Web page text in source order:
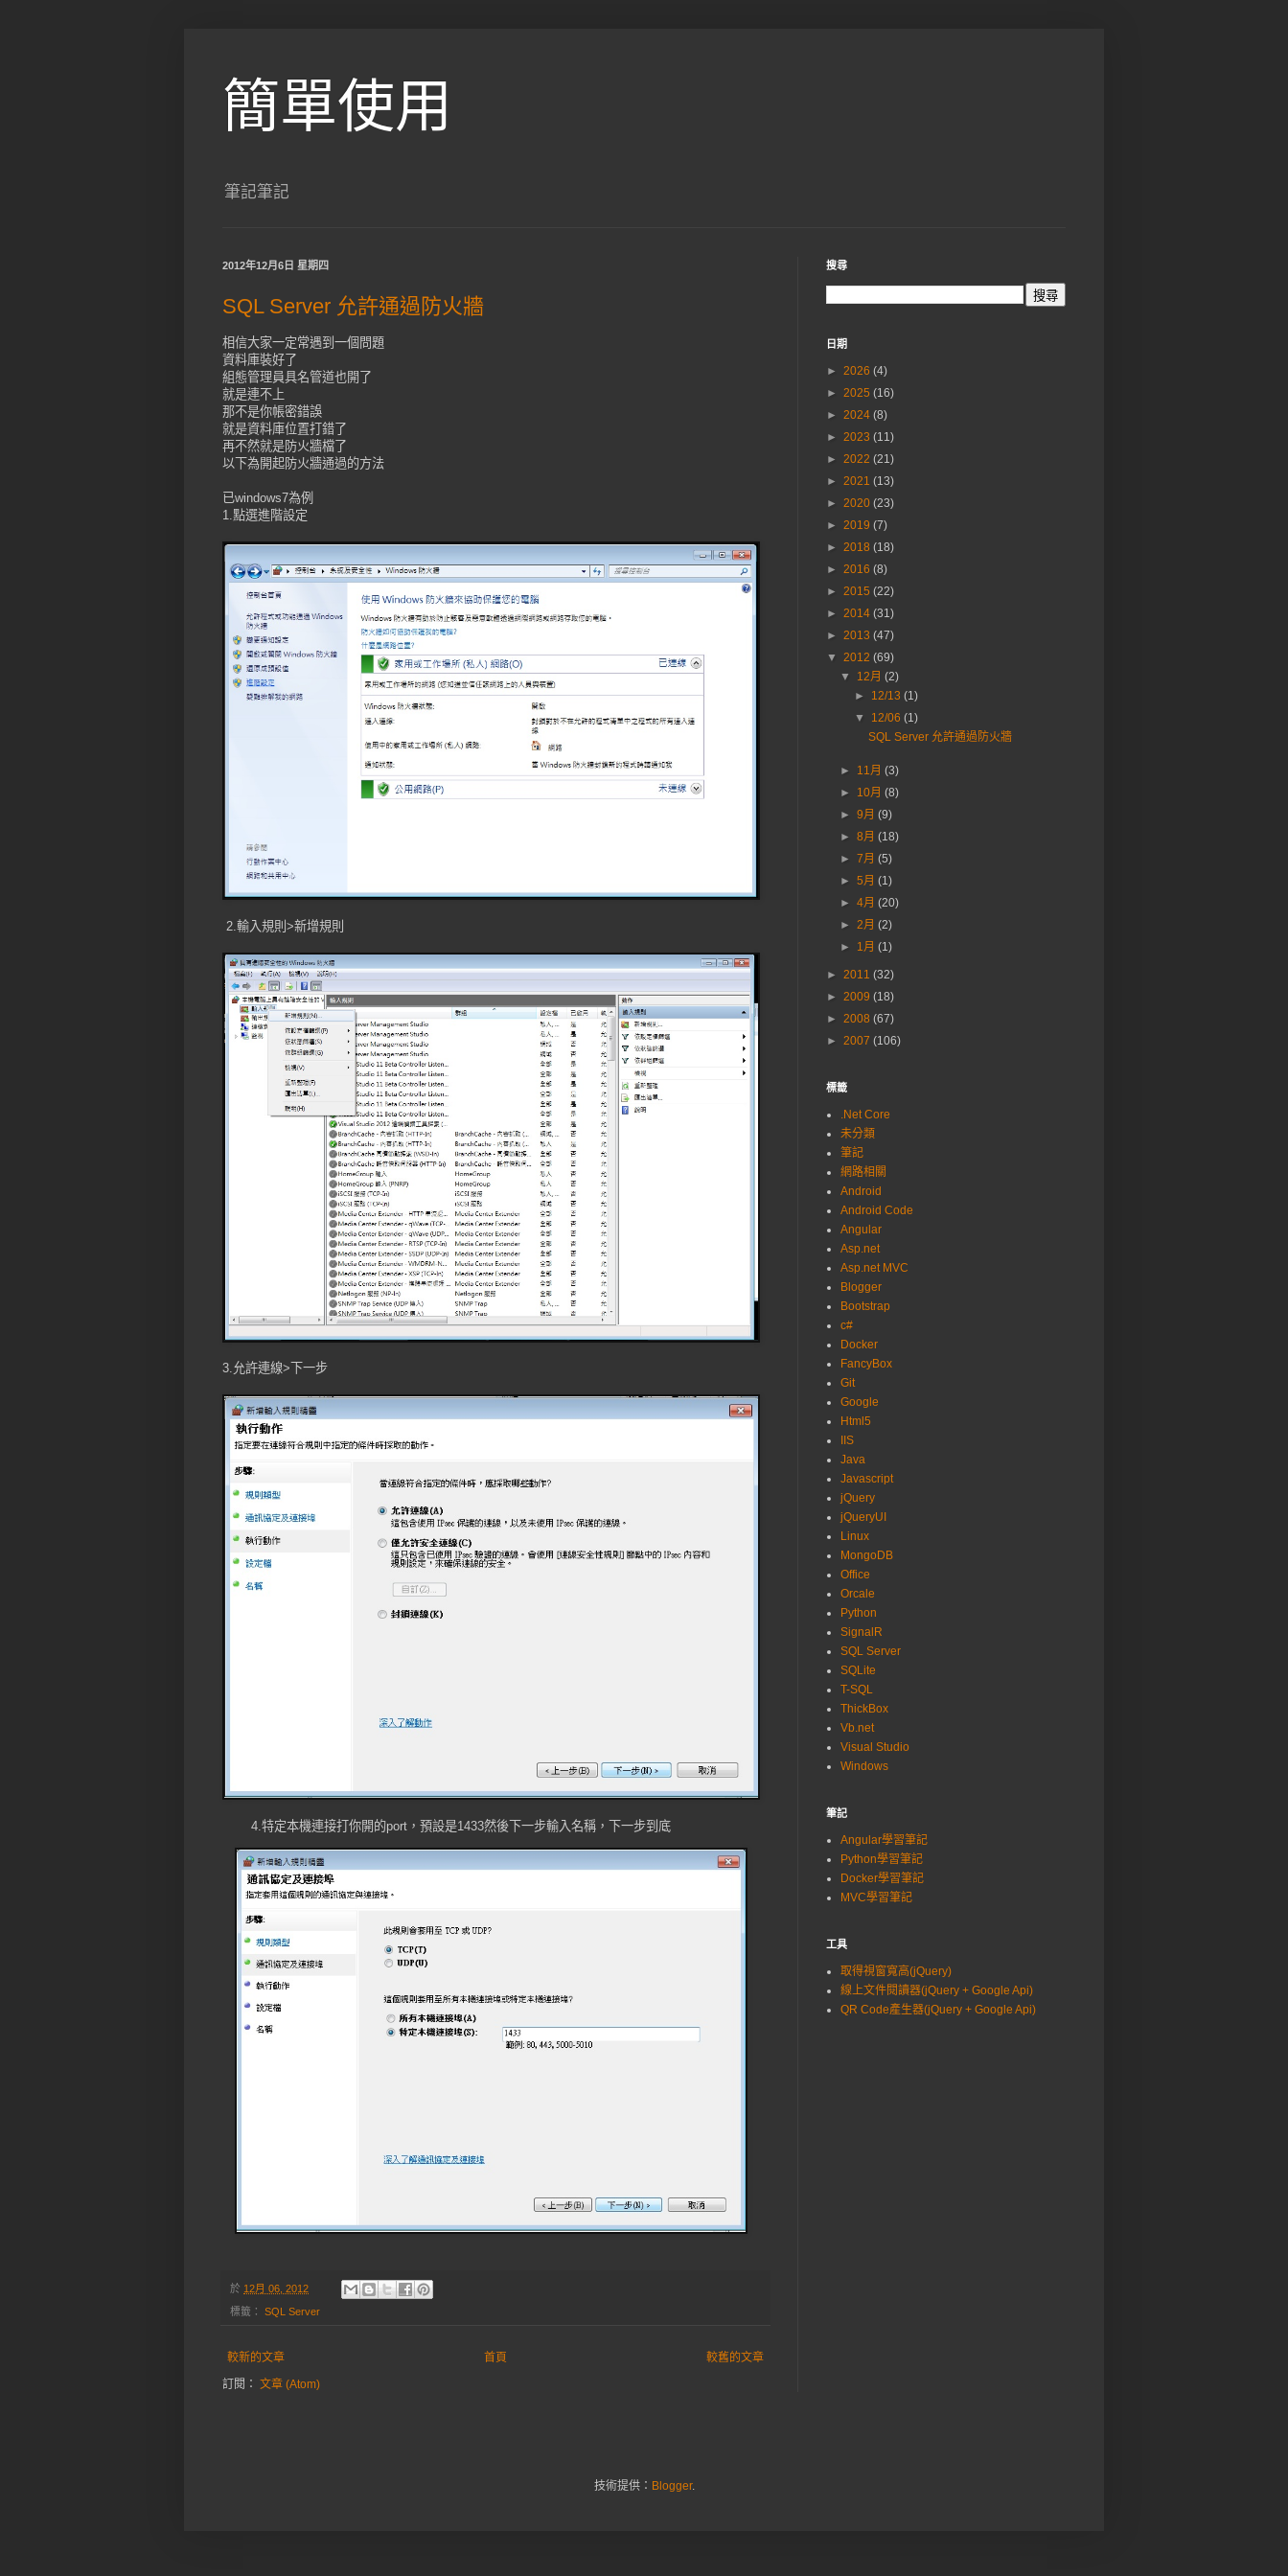
簡單使用
筆記筆記
2012年12月6日 星期四
SQL Server 允許通過防火牆
相信大家一定常遇到一個問題
資料庫裝好了
組態管理員具名管道也開了
就是連不上
那不是你帳密錯誤
就是資料庫位置打錯了
再不然就是防火牆檔了
以下為開起防火牆通過的方法
已windows7為例
1.點選進階設定
2.輸入規則>新增規則
3.允許連線>下一步
4.特定本機連接打你開的port，預設是1433然後下一步輸入名稱，下一步到底
於 12月 06, 2012
標籤： SQL Server
較新的文章 較舊的文章
首頁
訂閱： 文章 (Atom)
搜尋
日期
► 2026 (4)
► 2025 (16)
► 2024 (8)
► 2023 (11)
► 2022 (21)
► 2021 (13)
► 2020 (23)
► 2019 (7)
► 2018 (18)
► 2016 (8)
► 2015 (22)
► 2014 (31)
► 2013 (47)
▼ 2012 (69)
▼ 12月(2)
► 12/13 (1)
▼ 12/06 (1)
SQL Server 允許通過防火牆
► 11月(3)
► 10月(8)
►9月(9)
►8月(18)
►7月(5)
►5月(1)
►4月(20)
►2月(2)
► 1月(1)
► 2011 (32)
► 2009 (18)
► 2008 (67)
► 2007 (106)
標籤
.Net Core
未分類
筆記
網路相關
Android
Android Code
Angular
Asp.net
Asp.net MVC
Blogger
Bootstrap
c#
Docker
FancyBox
Git
Google
Html5
IIS
Java
Javascript
jQuery
jQueryUI
Linux
MongoDB
Office
Orcale
Python
SignalR
SQL Server
SQLite
T-SQL
ThickBox
Vb.net
Visual Studio
Windows
筆記
Angular學習筆記
Python學習筆記
Docker學習筆記
MVC學習筆記
工具
取得視窗寬高(jQuery)
線上文件閱讀器(jQuery + Google Api)
QR Code產生器(jQuery + Google Api)
技術提供： Blogger.